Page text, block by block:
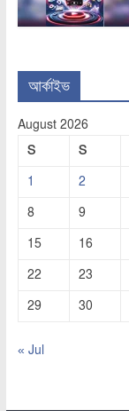
আর্কাইভ
August 2026
S
S
1
2
8
9
15
16
22
23
29
30
« Jul